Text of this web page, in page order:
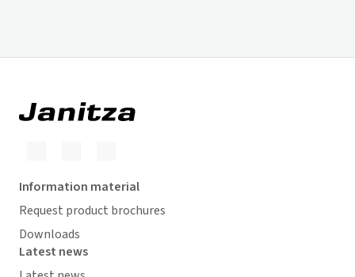
Information material
Request product brochures
Downloads
Latest news